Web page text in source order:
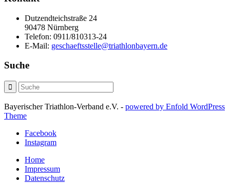
Dutzendteichstraße 24
90478 Nürnberg
Telefon: 0911/810313-24
E-Mail: geschaeftsstelle@triathlonbayern.de
Suche
Bayerischer Triathlon-Verband e.V. - powered by Enfold WordPress
Theme
Facebook
Instagram
Home
Impressum
Datenschutz